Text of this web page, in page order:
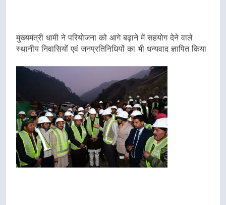
मुख्यमंत्री धामी ने परियोजना को आगे बढ़ाने में सहयोग देने वाले
स्थानीय निवासियों एवं जनप्रतिनिधियों का भी धन्यवाद ज्ञापित किया